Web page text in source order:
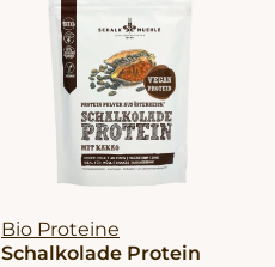
Bio Proteine
Schalkolade Protein